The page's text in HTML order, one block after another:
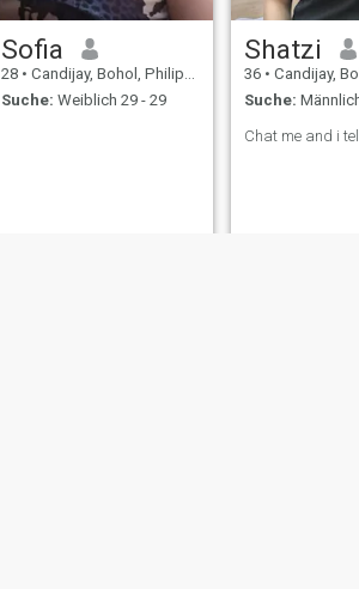
Sofia
28 • Candijay, Bohol, Philippinen
Suche: Weiblich 29 - 29
Shatzi
36 • Candijay,
Suche:
Chat me and i